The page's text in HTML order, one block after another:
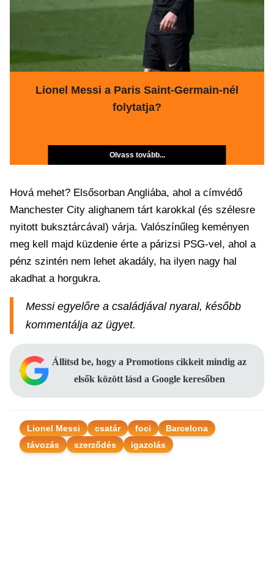
Lionel Messi a Paris Saint-Germain-nél
folytatja?
Olvass tovább...
Hová mehet? Elsősorban Angliába, ahol a címvédő
Manchester City alighanem tárt karokkal (és szélesre
nyitott buksztárcával) várja. Valószínűleg keményen
meg kell majd küzdenie érte a párizsi PSG-vel, ahol a
pénz szintén nem lehet akadály, ha ilyen nagy hal
akadhat a horgukra.
Messi egyelőre a családjával nyaral, később
kommentálja az ügyet.
Állítsd be, hogy a Promotions cikkeit mindig az
elsők között lásd a Google keresőben
Lionel Messi csatár foci
Barcelona
távozás
szerződés igazolás